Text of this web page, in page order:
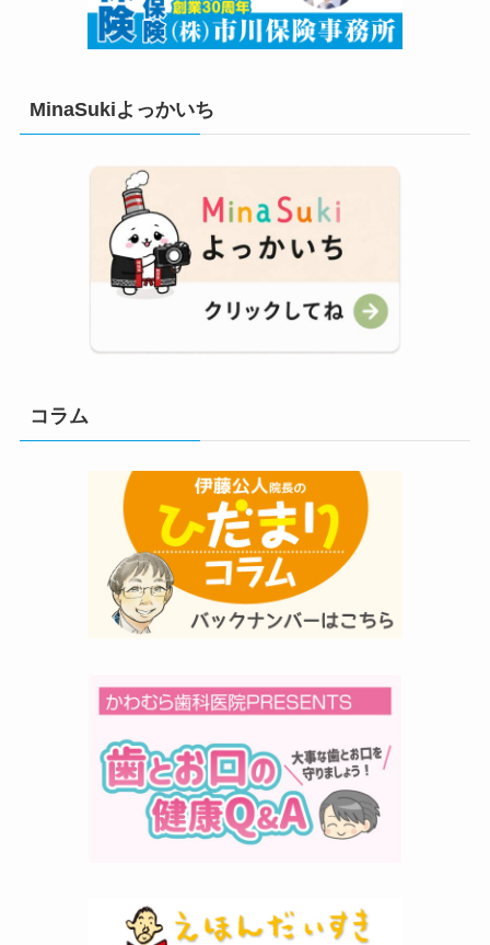
MinaSukiよっかいち
コラム